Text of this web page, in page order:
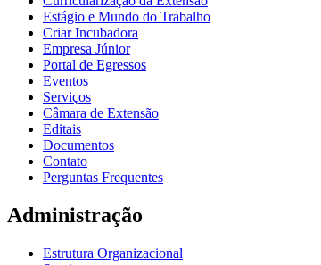
Estágio e Mundo do Trabalho
Criar Incubadora
Empresa Júnior
Portal de Egressos
Eventos
Serviços
Câmara de Extensão
Editais
Documentos
Contato
Perguntas Frequentes
Administração
Estrutura Organizacional